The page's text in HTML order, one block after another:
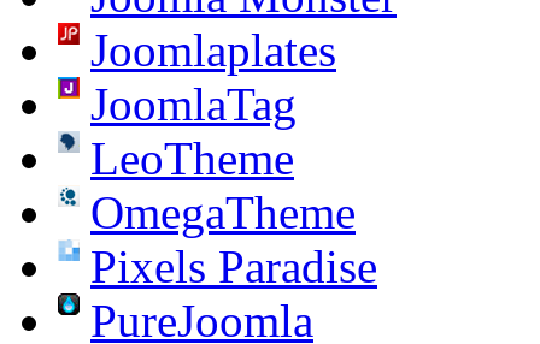
Joomlaplates
JoomlaTag
LeoTheme
OmegaTheme
Pixels Paradise
PureJoomla